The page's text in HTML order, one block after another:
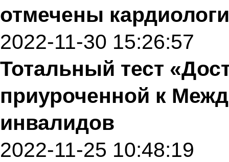
отмечены
2022-11-30 15:26:57
Тотальный тест
приуроченной к
инвалидов
2022-11-25 10:48:19